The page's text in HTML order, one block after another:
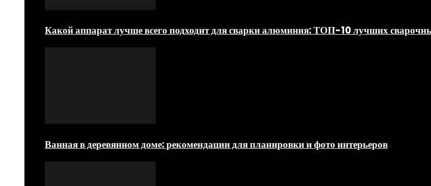
Какой аппарат лучше всего подходит для сварки алюминия: ТОП-10 лучших
Ванная в деревянном доме: рекомендации для планировки и фото интерьеров